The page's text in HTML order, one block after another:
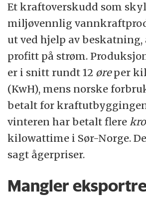
Et kraftoverskudd som
miljøvennlig
ut ved hjelp av beskatning,
profitt på strøm.
er i snitt rundt 12 øreper
(KwH), mens norske
betalt for
vinteren har betalt flere
kilowattime i Sør-Norge.
sagt ågerpriser.
Mangler